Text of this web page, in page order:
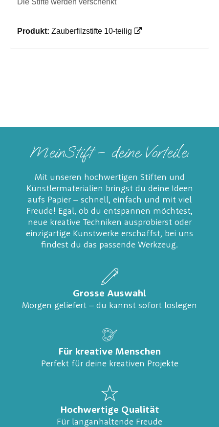
Produkt: Zauberfilzstifte 10-teilig
MeinStift – deine Vorteile:
Mit unseren hochwertigen Stiften und
Künstlermaterialien bringst du deine Ideen
aufs Papier – schnell, einfach und mit viel
Freude! Egal, ob du entspannen möchtest,
neue kreative Techniken ausprobierst oder
einzigartige Kunstwerke erschaffst, bei uns
findest du das passende Werkzeug.
Grosse Auswahl
Morgen geliefert – du kannst sofort loslegen
Für kreative Menschen
Perfekt für deine kreativen Projekte
Hochwertige Qualität
Für langanhaltende Freude